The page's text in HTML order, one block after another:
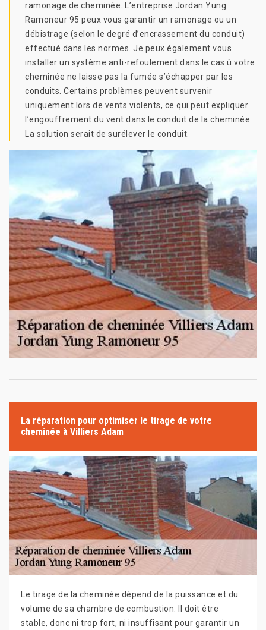
ramonage de cheminée. L’entreprise Jordan Yung
Ramoneur 95 peux vous garantir un ramonage ou un
débistrage (selon le degré d’encrassement du conduit)
effectué dans les normes. Je peux également vous
installer un système anti-refoulement dans le cas ù votre
cheminée ne laisse pas la fumée s’échapper par les
conduits. Certains problèmes peuvent survenir
uniquement lors de vents violents, ce qui peut expliquer
l’engouffrement du vent dans le conduit de la cheminée.
La solution serait de surélever le conduit.
La réparation pour optimiser le tirage de votre
cheminée à Villiers Adam
Le tirage de la cheminée dépend de la puissance et du
volume de sa chambre de combustion. Il doit être
stable, donc ni trop fort, ni insuffisant pour garantir un